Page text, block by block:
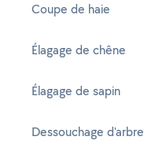
Coupe de haie
Élagage de chêne
Élagage de sapin
Dessouchage d'arbre